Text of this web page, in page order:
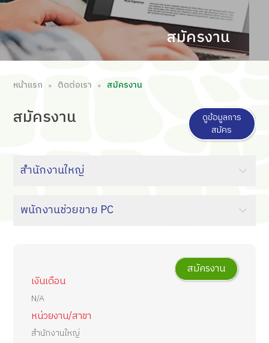
สมัครงาน
หน้าแรก ∘ ติดต่อเรา ∘ สมัครงาน
สมัครงาน
ดูข้อมูลการ
สมัคร
สมัครงาน
เงินเดือน
N/A
หน่วยงาน/สาขา
สำนักงานใหญ่